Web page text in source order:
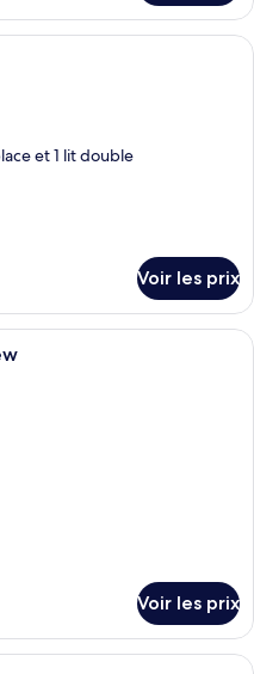
forts dans les chambres,
et 1 lit double
Voir les prix
forts dans les chambres,
Voir les prix
forts dans les chambres,